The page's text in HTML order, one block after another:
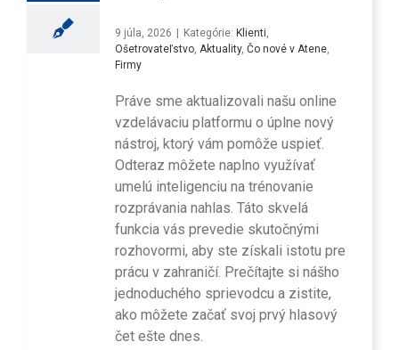
9 júla, 2026 Kategórie: Klienti,
Ošetrovateľstvo, Aktuality, Čo nové v Atene,
Firmy
Práve sme aktualizovali našu online
vzdelávaciu platformu o úplne nový
nástroj, ktorý vám pomôže uspieť.
Odteraz môžete naplno využívať
umelú inteligenciu na trénovanie
rozprávania nahlas. Táto skvelá
funkcia vás prevedie skutočnými
rozhovormi, aby ste získali istotu pre
prácu v zahraničí. Prečítajte si nášho
jednoduchého sprievodcu a zistite,
ako môžete začať svoj prvý hlasový
čet ešte dnes.